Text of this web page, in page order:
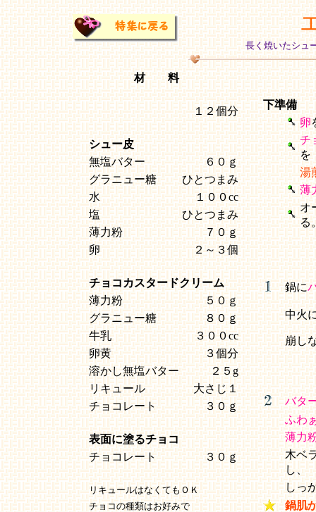
長く焼いたシュ
材 料
１２個分
シュー皮
無塩バター
６０ｇ
グラニュー糖
ひとつまみ
水
１００cc
塩
ひとつまみ
薄力粉
７０ｇ
卵
２～３個
チョコカスタードクリーム
薄力粉
５０ｇ
グラニュー糖
８０ｇ
牛乳
３００cc
卵黄
３個分
溶かし無塩バター
２５g
リキュール
大さじ１
チョコレート
３０ｇ
表面に塗るチョコ
チョコレート
３０ｇ
リキュールはなくてもＯＫ
チョコの種類はお好みで
下準備
卵
チ
を
湯
薄
オ
る
鍋に
中火
崩し
バタ
ふわ
薄力
木ベ
し、
しっ
鍋肌